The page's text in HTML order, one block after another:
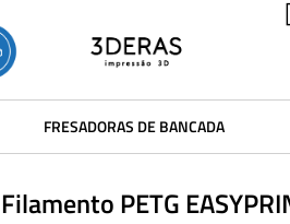
FRESADORAS DE BANCADA
Filamento PETG